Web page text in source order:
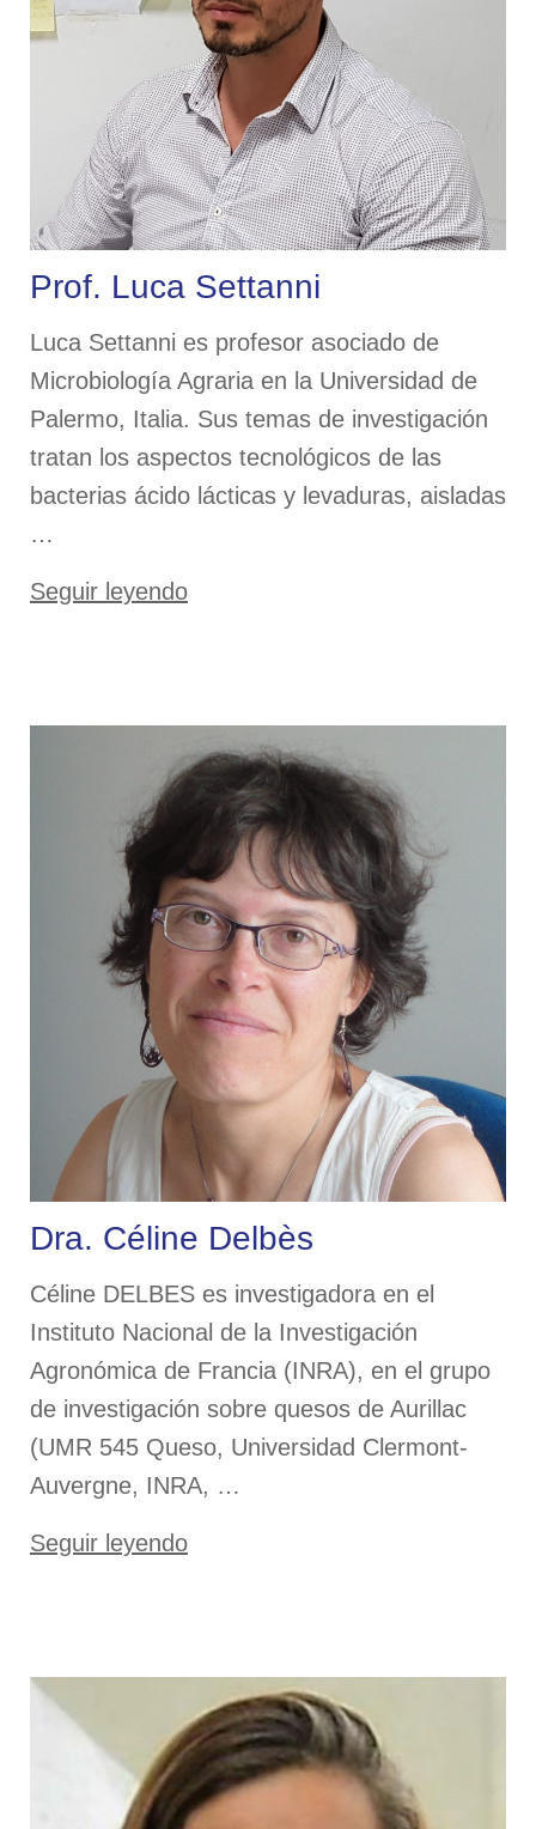
Prof. Luca Settanni
Luca Settanni es profesor asociado de
Microbiología Agraria en la Universidad de
Palermo, Italia. Sus temas de investigación
tratan los aspectos tecnológicos de las
bacterias ácido lácticas y levaduras, aisladas
…
Seguir leyendo«Prof.
Dra. Céline Delbès
Céline DELBES es investigadora en el
Instituto Nacional de la Investigación
Agronómica de Francia (INRA), en el grupo
de investigación sobre quesos de Aurillac
(UMR 545 Queso, Universidad Clermont-
Auvergne, INRA, …
Seguir leyendo«Dra.